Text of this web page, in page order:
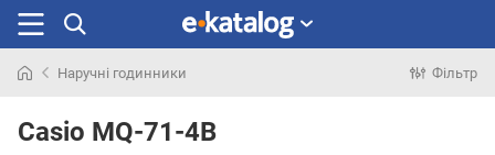
раніше
Наручні годинники Фільтр
Casio MQ-71-4B